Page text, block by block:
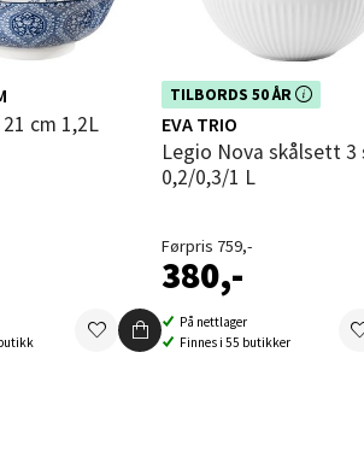
TILBORDS 50 ÅR
Dette produktet er inkludert i vår
kampanje. Benytt deg av
dag!
EVA TRIO
Legio Nova skålsett 3 stk
0,2/0,3/1 L
Førpris 759,-
380,-
På nettlager
Finnes i 55 butikker
Malmporten